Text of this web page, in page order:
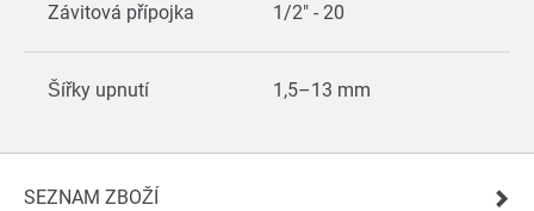
Závitová přípojka 1/2" - 20
Šířky upnutí 1,5–13 mm
SEZNAM ZBOŽÍ